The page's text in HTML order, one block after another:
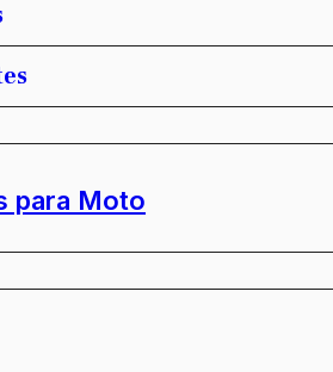
para Moto